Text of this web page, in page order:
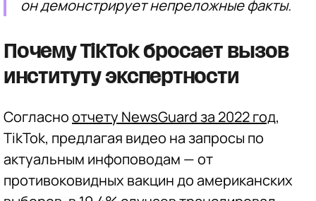
он демонстрирует непреложные факты.
Почему TikTok бросает вызов
институту экспертности
Согласноотчету NewsGuard за 2022 год,
TikTok, предлагая видео на запросы по
актуальным инфоповодам — от
противоковидных вакцин до американских